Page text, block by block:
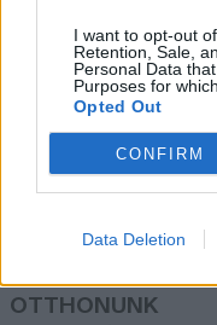
I want to opt-out
Retention, Sale,
Personal Data
Purposes for
Opted Out
CONFIRM
Data Deletion
Pribéli
OTTHONUNK